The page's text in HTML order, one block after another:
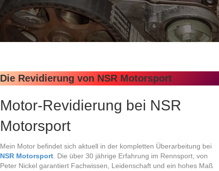
Die Revidierung von NSR Motorsport
Motor-Revidierung bei NSR
Motorsport
Mein Motor befindet sich aktuell in der kompletten Überarbeitung bei
NSR Motorsport. Die über 30 jährige Erfahrung im Rennsport, von
Peter Nickel garantiert Fachwissen, Leidenschaft und ein hohes Maß